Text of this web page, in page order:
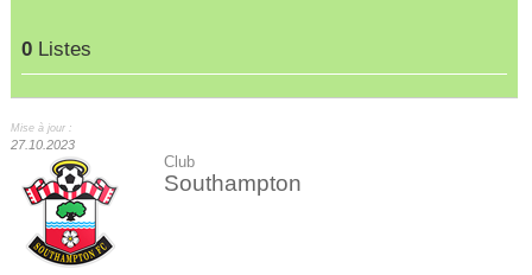
0 Listes
Mise à jour :
27.10.2023
Club
Southampton